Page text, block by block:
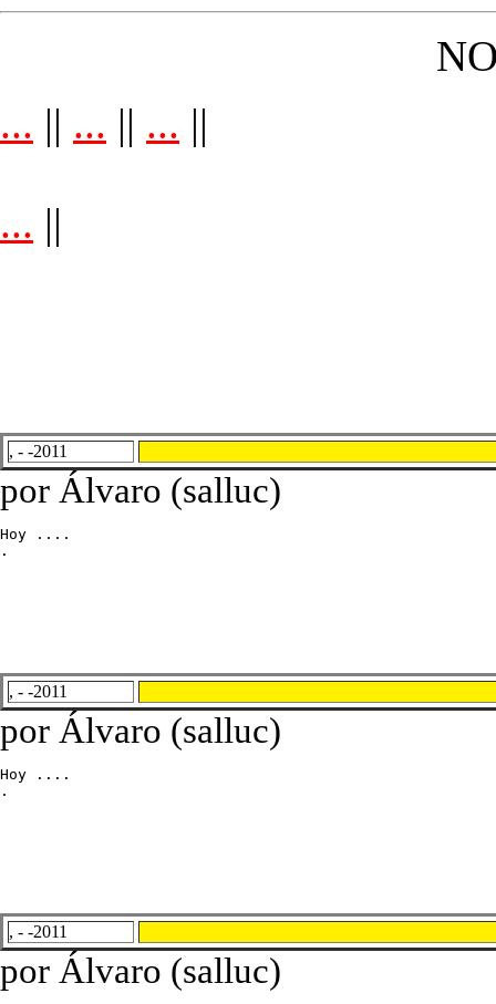
... || ... || ... ||
... ||
, - -2011
por Álvaro (salluc)
Hoy ....
.
, - -2011
por Álvaro (salluc)
Hoy ....
.
, - -2011
por Álvaro (salluc)